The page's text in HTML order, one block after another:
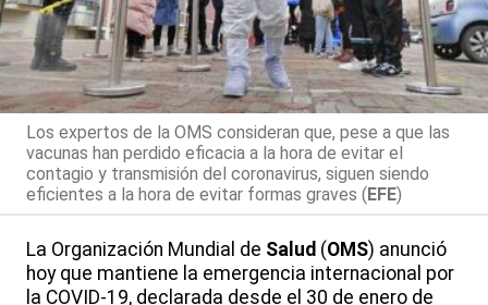
Los expertos de la OMS consideran que, pese a que las
vacunas han perdido eficacia a la hora de evitar el
contagio y transmisión del coronavirus, siguen siendo
eficientes a la hora de evitar formas graves (EFE)
La Organización Mundial de Salud (OMS) anunció
hoy que mantiene la emergencia internacional por
la COVID-19, declarada desde el 30 de enero de